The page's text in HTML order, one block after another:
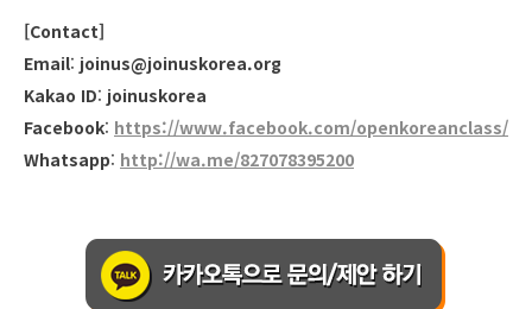
[Contact]
Email: joinus@joinuskorea.org
Kakao ID: joinuskorea
Facebook: https://www.facebook.com/openkoreanclass/
Whatsapp: http://wa.me/827078395200